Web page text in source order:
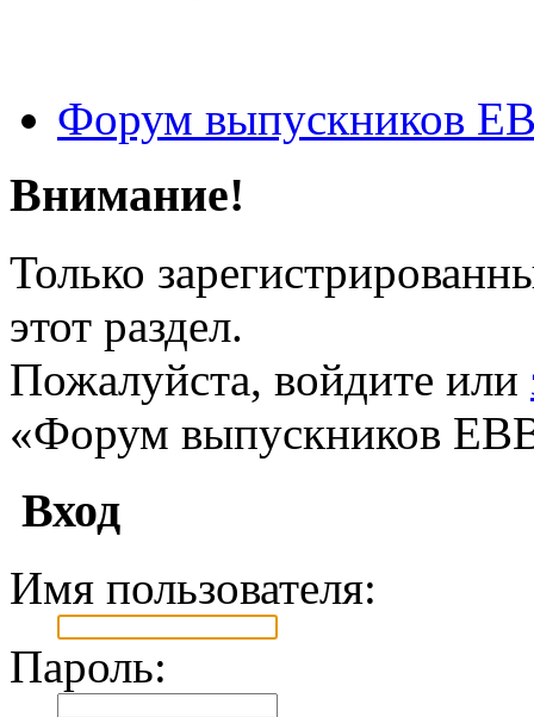
Форум выпускников
Внимание!
Только
этот раздел.
Пожалуйста, войдите или
«Форум выпускников
Вход
Имя пользователя:
Пароль: